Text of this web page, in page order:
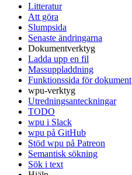
Litteratur
Att göra
Slumpsida
Senaste ändringarna
Dokumentverktyg
Ladda upp en fil
Massuppladdning
Funktionssida för dokument
wpu-verktyg
Utredningsanteckningar
TODO
wpu i Slack
wpu på GitHub
Stöd wpu på Patreon
Semantisk sökning
Sök i text